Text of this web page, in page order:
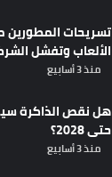
تسريحات المطورين
الألعاب وتفشل
منذ 3 أسابيع
هل نقص الذاكرة
حتى 2028؟
منذ 3 أسابيع